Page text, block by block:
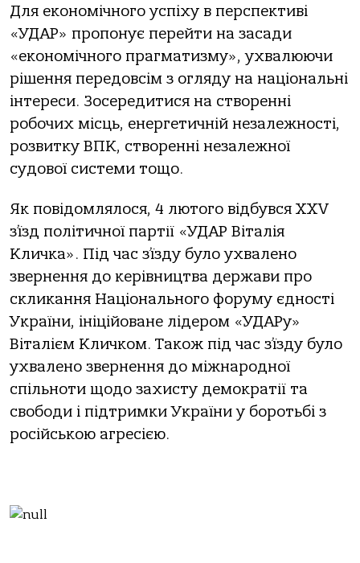
Для економічного успіху в перспективі
«УДАР» пропонує перейти на засади
«економічного прагматизму», ухвалюючи
рішення передовсім з огляду на національні
інтереси. Зосередитися на створенні
робочих місць, енергетичній незалежності,
розвитку ВПК, створенні незалежної
судової системи тощо.
Як повідомлялося, 4 лютого відбувся XXV
з’їзд політичної партії «УДАР Віталія
Кличка». Під час з’їзду було ухвалено
звернення до керівництва держави про
скликання Національного форуму єдності
України, ініційоване лідером «УДАРу»
Віталієм Кличком. Також під час з’їзду було
ухвалено звернення до міжнародної
спільноти щодо захисту демократії та
свободи і підтримки України у боротьбі з
російською агресією.